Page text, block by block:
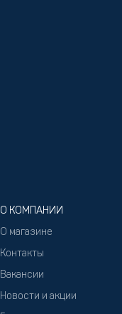
О КОМПАНИИ
О магазине
Контакты
Вакансии
Новости и акции